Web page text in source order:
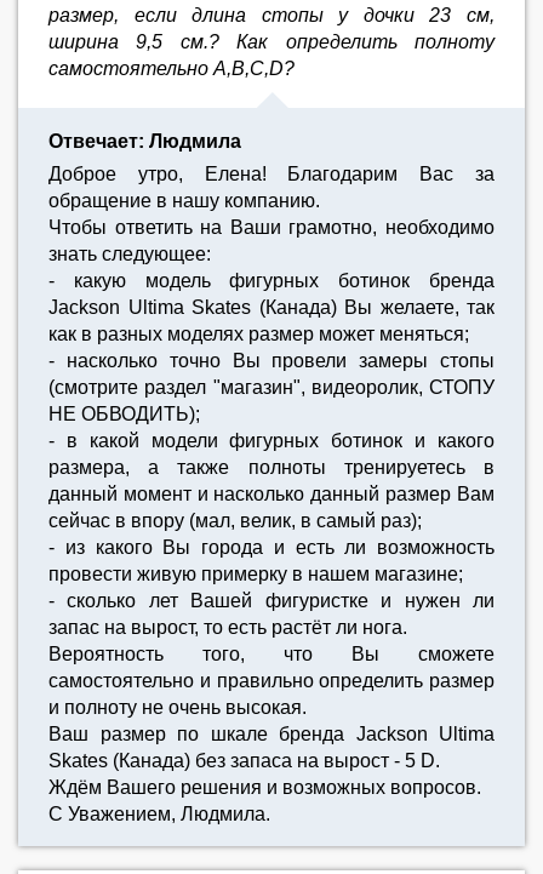
размер, если длина стопы у дочки 23 см,
ширина 9,5 см.? Как определить полноту
самостоятельно A,B,C,D?
Отвечает: Людмила
Доброе утро, Елена! Благодарим Вас за
обращение в нашу компанию.
Чтобы ответить на Ваши грамотно, необходимо
знать следующее:
- какую модель фигурных ботинок бренда
Jackson Ultima Skates (Канада) Вы желаете, так
как в разных моделях размер может меняться;
- насколько точно Вы провели замеры стопы
(смотрите раздел "магазин", видеоролик, СТОПУ
НЕ ОБВОДИТЬ);
- в какой модели фигурных ботинок и какого
размера, а также полноты тренируетесь в
данный момент и насколько данный размер Вам
сейчас в впору (мал, велик, в самый раз);
- из какого Вы города и есть ли возможность
провести живую примерку в нашем магазине;
- сколько лет Вашей фигуристке и нужен ли
запас на вырост, то есть растёт ли нога.
Вероятность того, что Вы сможете
самостоятельно и правильно определить размер
и полноту не очень высокая.
Ваш размер по шкале бренда Jackson Ultima
Skates (Канада) без запаса на вырост - 5 D.
Ждём Вашего решения и возможных вопросов.
С Уважением, Людмила.